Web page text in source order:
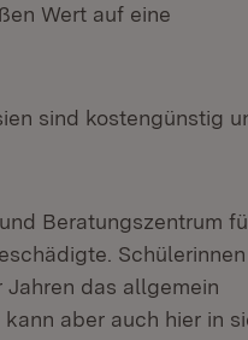
Wert auf eine
sind kostengünstig
Beratungszentrum
das allgemein
aber auch hier in